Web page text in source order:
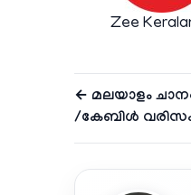
Zee
← മലയാളം
/കേബിൾ